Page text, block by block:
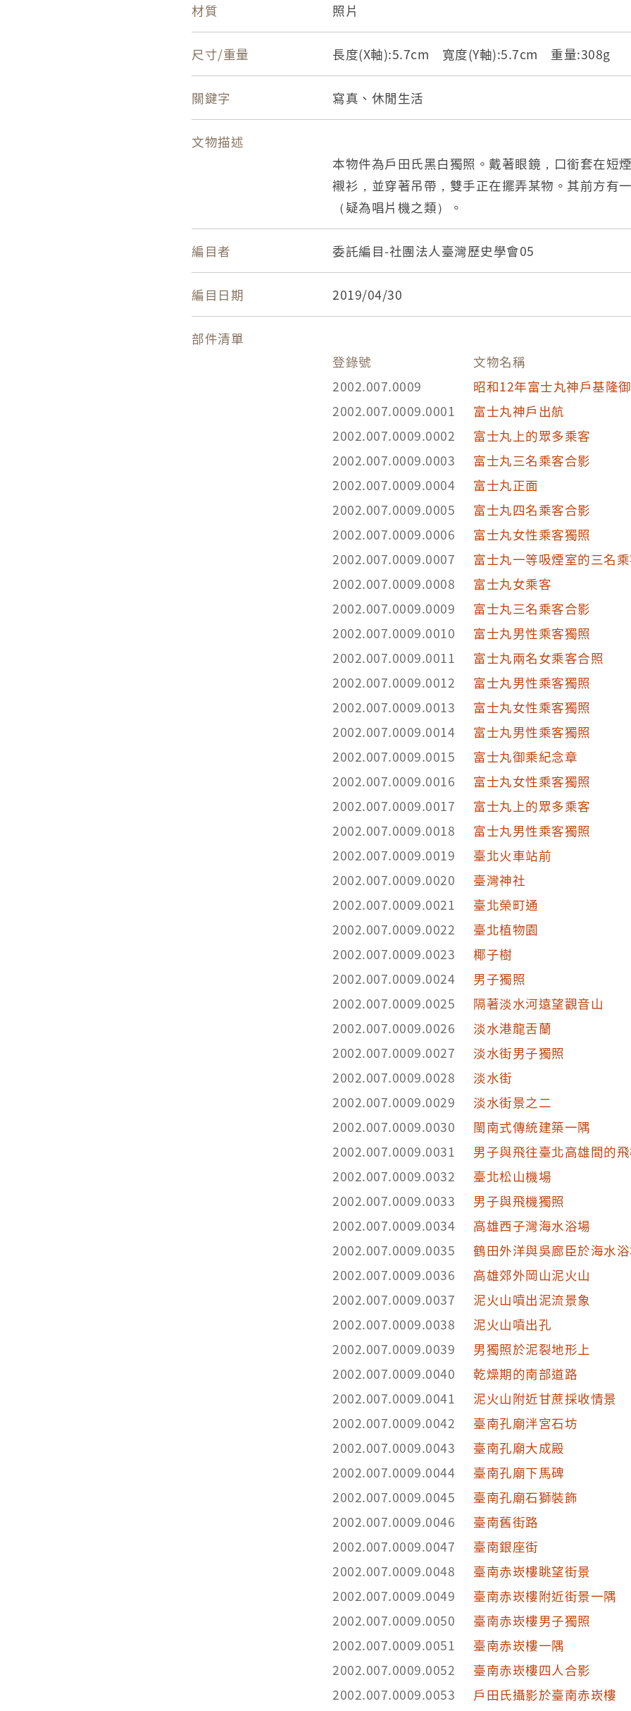
材質 照片
尺寸/重量 長度(X軸):5.7cm 寬度(Y軸):5.7cm 重量:308g
關鍵字 寫真、休閒生活
文物描述
本物件為戶田氏黑白獨照。戴著眼鏡，口銜套在短
襯衫，並穿著吊帶，雙手正在擺弄某物。其前方有
（疑為唱片機之類）。
編目者 委託編目-社團法人臺灣歷史學會05
編目日期 2019/04/30
部件清單
登錄號
文物名稱
2002.007.0009
昭和12年富士丸神戶基隆
2002.007.0009.0001
富士丸神戶出航
2002.007.0009.0002
富士丸上的眾多乘客
2002.007.0009.0003
富士丸三名乘客合影
2002.007.0009.0004
富士丸正面
2002.007.0009.0005
富士丸四名乘客合影
2002.007.0009.0006
富士丸女性乘客獨照
2002.007.0009.0007
富士丸一等吸煙室的三名
2002.007.0009.0008
富士丸女乘客
2002.007.0009.0009
富士丸三名乘客合影
2002.007.0009.0010
富士丸男性乘客獨照
2002.007.0009.0011
富士丸兩名女乘客合照
2002.007.0009.0012
富士丸男性乘客獨照
2002.007.0009.0013
富士丸女性乘客獨照
2002.007.0009.0014
富士丸男性乘客獨照
2002.007.0009.0015
富士丸御乘紀念章
2002.007.0009.0016
富士丸女性乘客獨照
2002.007.0009.0017
富士丸上的眾多乘客
2002.007.0009.0018
富士丸男性乘客獨照
2002.007.0009.0019
臺北火車站前
2002.007.0009.0020
臺灣神社
2002.007.0009.0021
臺北榮町通
2002.007.0009.0022
臺北植物園
2002.007.0009.0023
椰子樹
2002.007.0009.0024
男子獨照
2002.007.0009.0025
隔著淡水河遠望觀音山
2002.007.0009.0026
淡水港龍舌蘭
2002.007.0009.0027
淡水街男子獨照
2002.007.0009.0028
淡水街
2002.007.0009.0029
淡水街景之二
2002.007.0009.0030
閩南式傳統建築一隅
2002.007.0009.0031
男子與飛往臺北高雄間的
2002.007.0009.0032
臺北松山機場
2002.007.0009.0033
男子與飛機獨照
2002.007.0009.0034
高雄西子灣海水浴場
2002.007.0009.0035
鶴田外洋與吳廊臣於海水
2002.007.0009.0036
高雄郊外岡山泥火山
2002.007.0009.0037
泥火山噴出泥流景象
2002.007.0009.0038
泥火山噴出孔
2002.007.0009.0039
男獨照於泥裂地形上
2002.007.0009.0040
乾燥期的南部道路
2002.007.0009.0041
泥火山附近甘蔗採收情景
2002.007.0009.0042
臺南孔廟泮宮石坊
2002.007.0009.0043
臺南孔廟大成殿
2002.007.0009.0044
臺南孔廟下馬碑
2002.007.0009.0045
臺南孔廟石獅裝飾
2002.007.0009.0046
臺南舊街路
2002.007.0009.0047
臺南銀座街
2002.007.0009.0048
臺南赤崁樓眺望街景
2002.007.0009.0049
臺南赤崁樓附近街景一隅
2002.007.0009.0050
臺南赤崁樓男子獨照
2002.007.0009.0051
臺南赤崁樓一隅
2002.007.0009.0052
臺南赤崁樓四人合影
2002.007.0009.0053
戶田氏攝影於臺南赤崁樓